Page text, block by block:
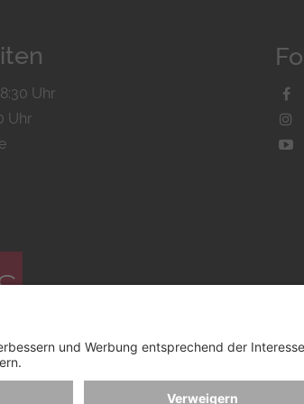
Uhr
Uhr
/ Watchandco GmbH